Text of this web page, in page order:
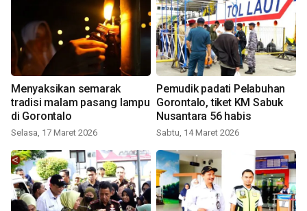
Menyaksikan semarak
tradisi malam pasang lampu
di Gorontalo
Selasa, 17 Maret 2026
Pemudik padati Pelabuhan
Gorontalo, tiket KM Sabuk
Nusantara 56 habis
Sabtu, 14 Maret 2026